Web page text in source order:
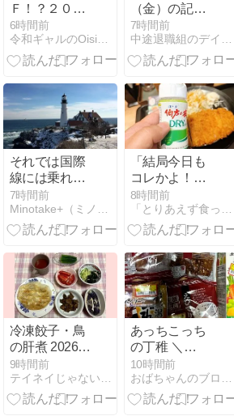
Ｆ！？２０２
６年Ｏｉｓｉ
ｘの夏休みセ
ールお試しセ
ぎ！
6時間前
令和ギャルのOisix（オイシックス）お得情報
（金）の記録
☆
7時間前
中途退職組のデイトレード＆株主優待生活日記
それでは国際
線には乗れま
せん
7時間前
「結局今日も
コレかよ！」
の社畜飯
8時間前
冷凍餃子・鳥
の肝煮 2026年
8月6日の食事
9時間前
あっちこっち
の丁稚 ＼
(◎o◎)／！
10時間前